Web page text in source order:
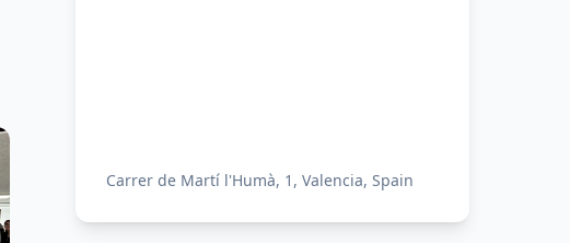
Carrer de Martí l'Humà, 1, Valencia, Spain